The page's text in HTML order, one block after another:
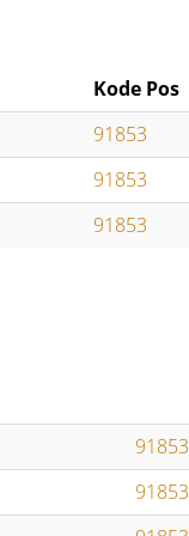
Kode Pos
91853
91853
91853
91853
91853